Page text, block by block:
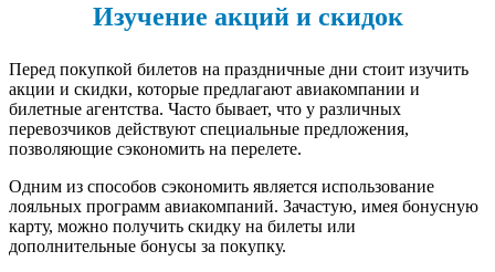
Изучение акций и скидок
Перед покупкой билетов на праздничные дни стоит изучить
акции и скидки, которые предлагают авиакомпании и
билетные агентства. Часто бывает, что у различных
перевозчиков действуют специальные предложения,
позволяющие сэкономить на перелете.
Одним из способов сэкономить является использование
лояльных программ авиакомпаний. Зачастую, имея бонусную
карту, можно получить скидку на билеты или
дополнительные бонусы за покупку.